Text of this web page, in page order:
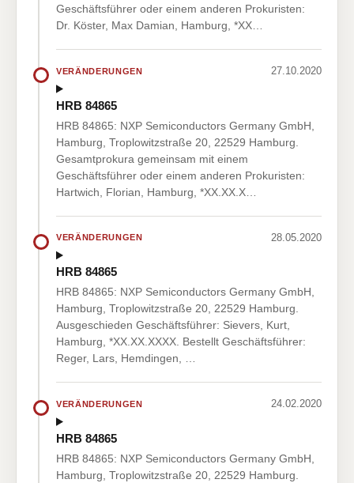
Geschäftsführer oder einem anderen Prokuristen:
Dr. Köster, Max Damian, Hamburg, *XX…
VERÄNDERUNGEN 27.10.2020
HRB 84865
HRB 84865: NXP Semiconductors Germany GmbH,
Hamburg, Troplowitzstraße 20, 22529 Hamburg.
Gesamtprokura gemeinsam mit einem
Geschäftsführer oder einem anderen Prokuristen:
Hartwich, Florian, Hamburg, *XX.XX.X…
VERÄNDERUNGEN 28.05.2020
HRB 84865
HRB 84865: NXP Semiconductors Germany GmbH,
Hamburg, Troplowitzstraße 20, 22529 Hamburg.
Ausgeschieden Geschäftsführer: Sievers, Kurt,
Hamburg, *XX.XX.XXXX. Bestellt Geschäftsführer:
Reger, Lars, Hemdingen, …
VERÄNDERUNGEN 24.02.2020
HRB 84865
HRB 84865: NXP Semiconductors Germany GmbH,
Hamburg, Troplowitzstraße 20, 22529 Hamburg.